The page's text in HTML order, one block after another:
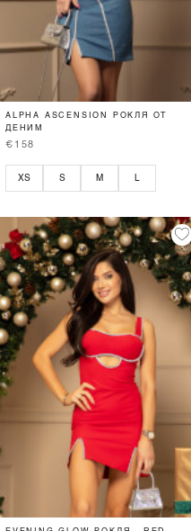
ALPHA ASCENSION РОКЛЯ ОТ
ДЕНИМ
€158
XS S M